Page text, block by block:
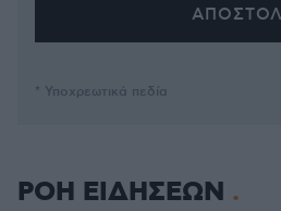
* Υποχρεωτικά πεδία
ΡΟΗ ΕΙΔΗΣΕΩΝ